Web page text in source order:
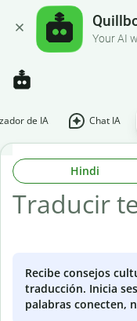
Your AI
de IA Chat IA
Hindi
Recibe consejos
traducción. Inicia
palabras conecten,